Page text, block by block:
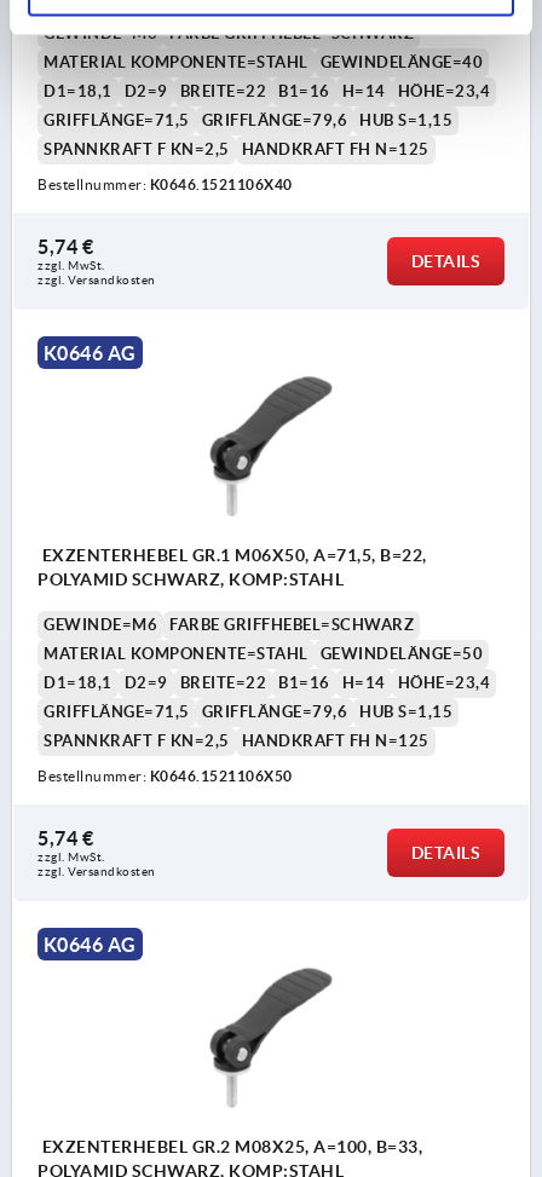
GEWINDE=M6
FARBE GRIFFHEBEL=SCHWARZ
MATERIAL KOMPONENTE=STAHL
GEWINDELÄNGE=40
D1=18,1
D2=9 BREITE=22 B1=16 H=14
HÖHE=23,4
GRIFFLÄNGE=71,5
GRIFFLÄNGE=79,6
HUB S=1,15
SPANNKRAFT F KN=2,5
HANDKRAFT FH N=125
Bestellnummer: K0646.1521106X40
5,74 €
zzgl. MwSt.
zzgl. Versandkosten
DETAILS
K0646 AG
EXZENTERHEBEL GR.1 M06X50, A=71,5, B=22,
POLYAMID SCHWARZ, KOMP:STAHL
GEWINDE=M6
FARBE GRIFFHEBEL=SCHWARZ
MATERIAL KOMPONENTE=STAHL
GEWINDELÄNGE=50
D1=18,1
D2=9 BREITE=22 B1=16 H=14
HÖHE=23,4
GRIFFLÄNGE=71,5
GRIFFLÄNGE=79,6
HUB S=1,15
SPANNKRAFT F KN=2,5
HANDKRAFT FH N=125
Bestellnummer: K0646.1521106X50
5,74 €
zzgl. MwSt.
zzgl. Versandkosten
DETAILS
K0646 AG
EXZENTERHEBEL GR.2 M08X25, A=100, B=33,
POLYAMID SCHWARZ, KOMP:STAHL